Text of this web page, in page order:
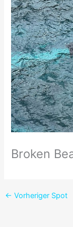
Broken
← Vorheriger Spot